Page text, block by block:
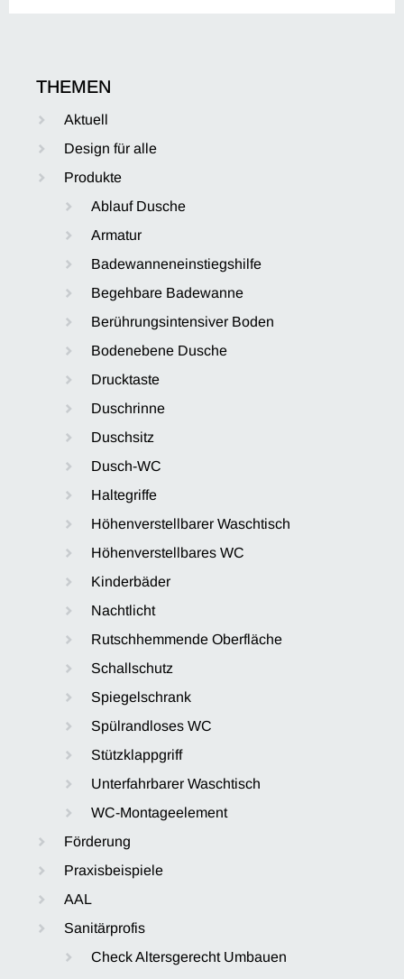
THEMEN
Aktuell
Design für alle
Produkte
Ablauf Dusche
Armatur
Badewanneneinstiegshilfe
Begehbare Badewanne
Berührungsintensiver Boden
Bodenebene Dusche
Drucktaste
Duschrinne
Duschsitz
Dusch-WC
Haltegriffe
Höhenverstellbarer Waschtisch
Höhenverstellbares WC
Kinderbäder
Nachtlicht
Rutschhemmende Oberfläche
Schallschutz
Spiegelschrank
Spülrandloses WC
Stützklappgriff
Unterfahrbarer Waschtisch
WC-Montageelement
Förderung
Praxisbeispiele
AAL
Sanitärprofis
Check Altersgerecht Umbauen